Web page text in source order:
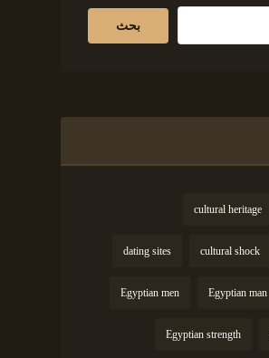
cultural heritage
cultural shock
dating sites
Egyptian man
Egyptian men
Egyptian strength